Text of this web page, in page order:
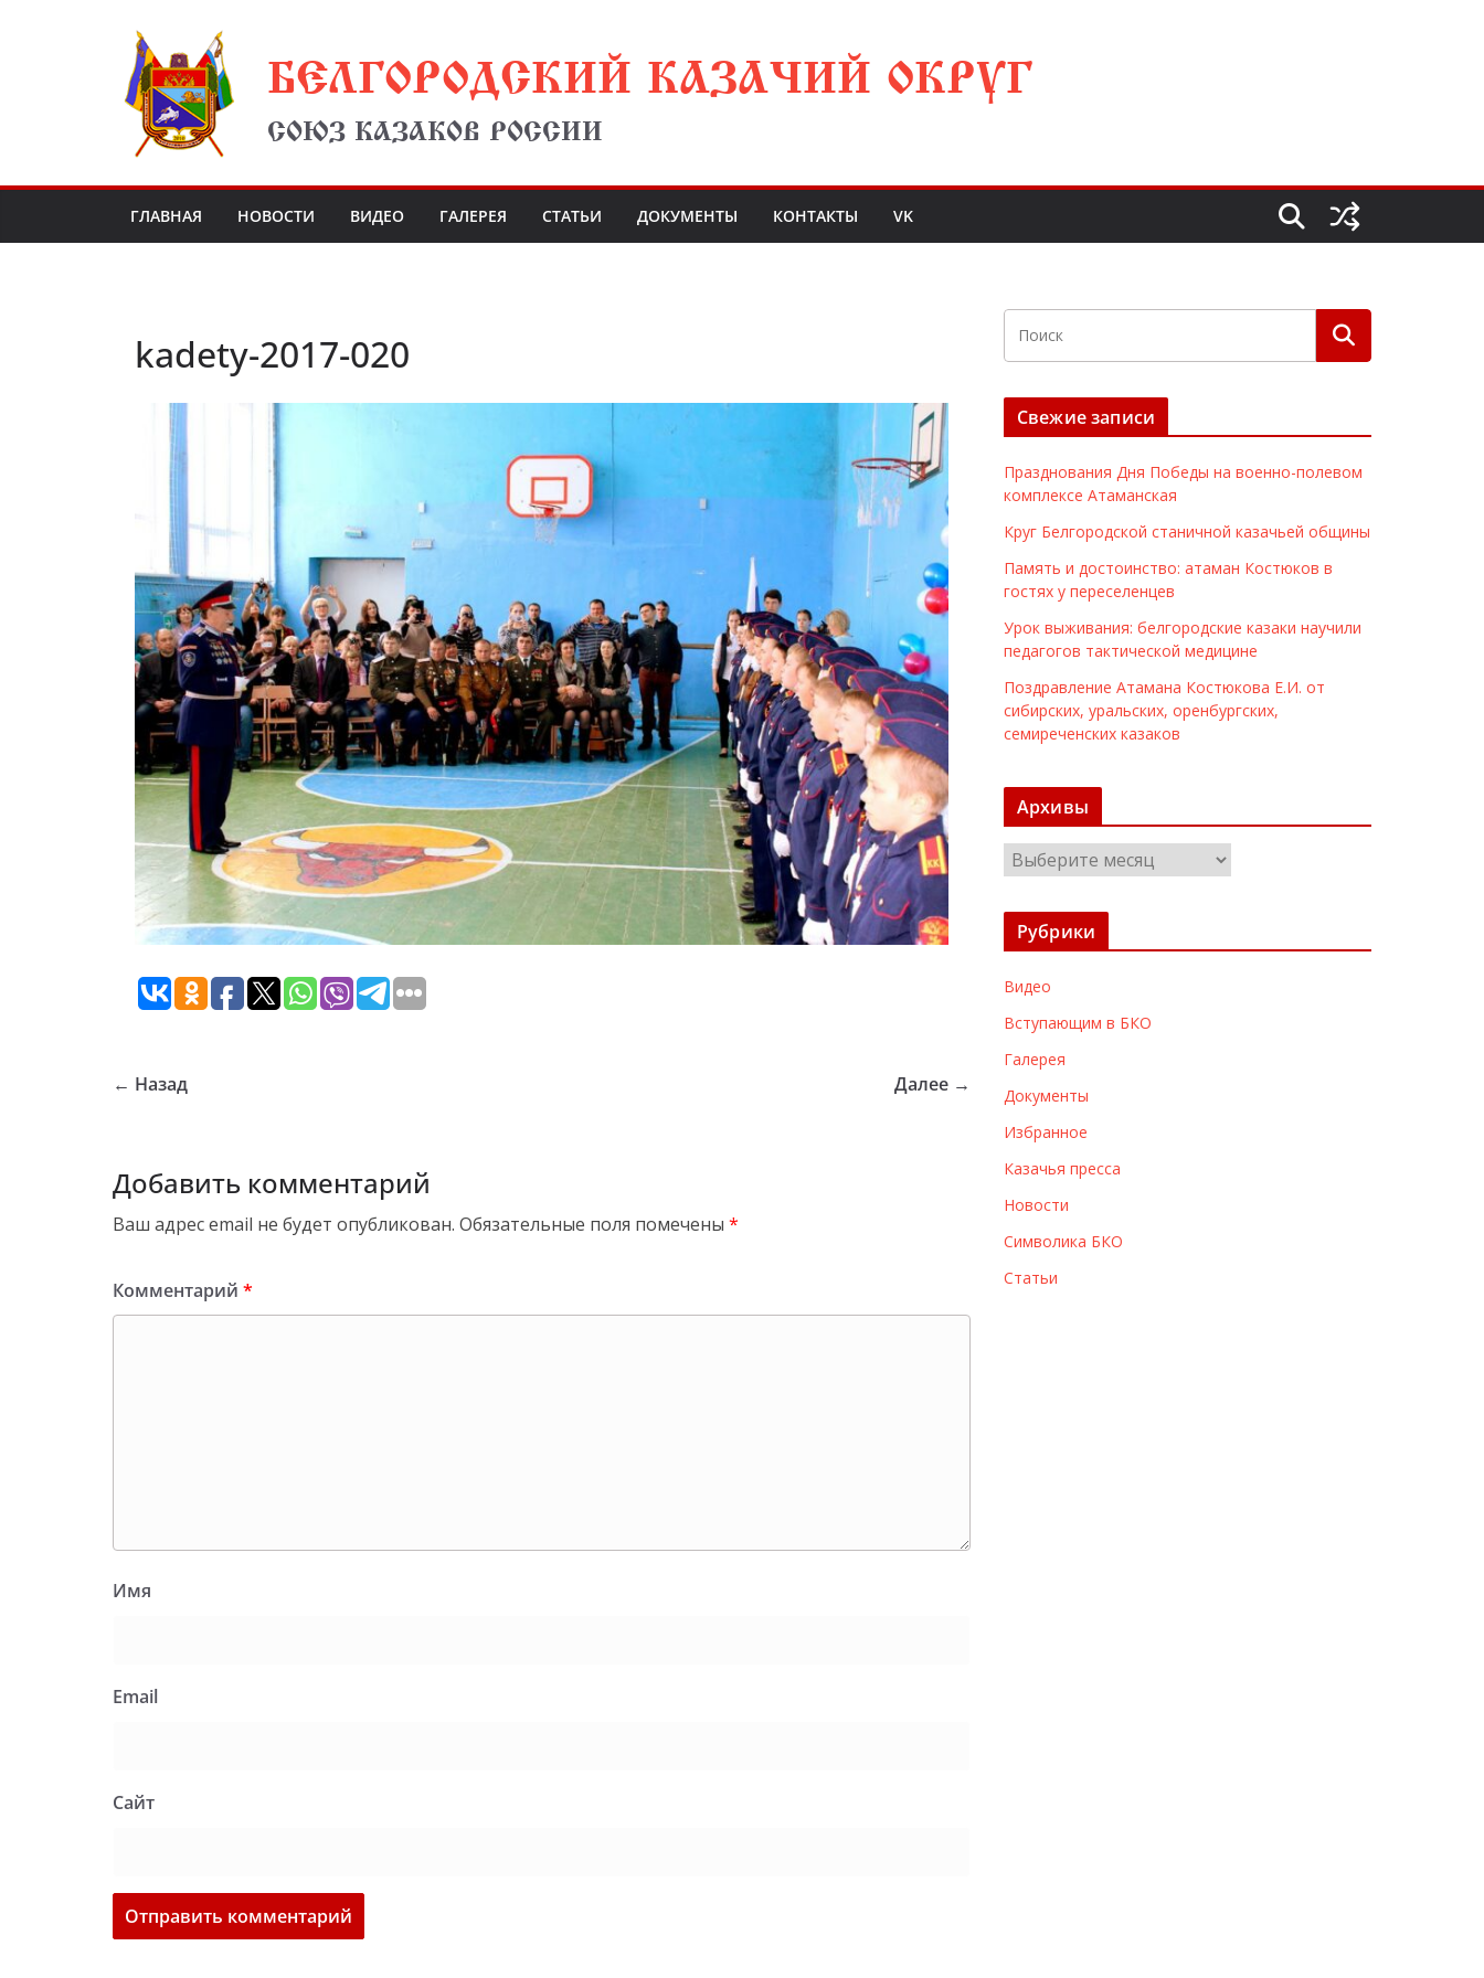
БЕЛГОРОДСКИЙ КАЗАЧИЙ ОКРУГ
СОЮЗ КАЗАКОВ РОССИИ
ГЛАВНАЯ НОВОСТИ ВИДЕО ГАЛЕРЕЯ СТАТЬИ ДОКУМЕНТЫ КОНТАКТЫ VK
kadety-2017-020
← Назад Далее →
Добавить комментарий
Ваш адрес email не будет опубликован. Обязательные поля помечены *
Комментарий *
Имя
Email
Сайт
Свежие записи
Празднования Дня Победы на военно-полевом
комплексе Атаманская
Круг Белгородской станичной казачьей общины
Память и достоинство: атаман Костюков в
гостях у переселенцев
Урок выживания: белгородские казаки научили
педагогов тактической медицине
Поздравление Атамана Костюкова Е.И. от
сибирских, уральских, оренбургских,
семиреченских казаков
Архивы
р
х
ы
Рубрики
Видео
Вступающим в БКО
Галерея
Документы
Избранное
Казачья пресса
Новости
Символика БКО
Статьи